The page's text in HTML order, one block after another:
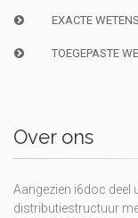
EXACTE
TOEGEPASTE
Over ons
Aangezien i6doc deel
distributiestructuur